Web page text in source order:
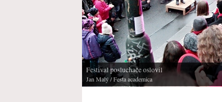
Festival posluchače oslovil
Jan Malý/ Festa academica